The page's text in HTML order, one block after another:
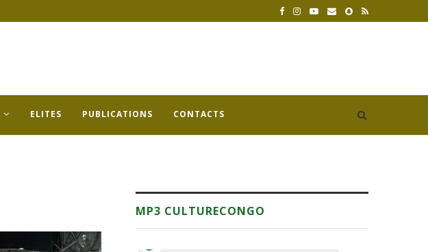
ELITES PUBLICATIONS CONTACTS
MP3 CULTURECONGO